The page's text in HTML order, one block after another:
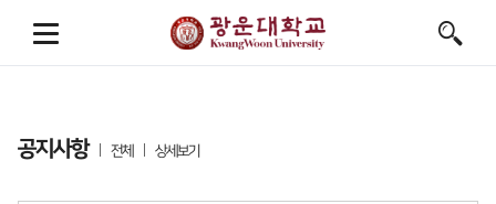
공지사항 전체 상세보기